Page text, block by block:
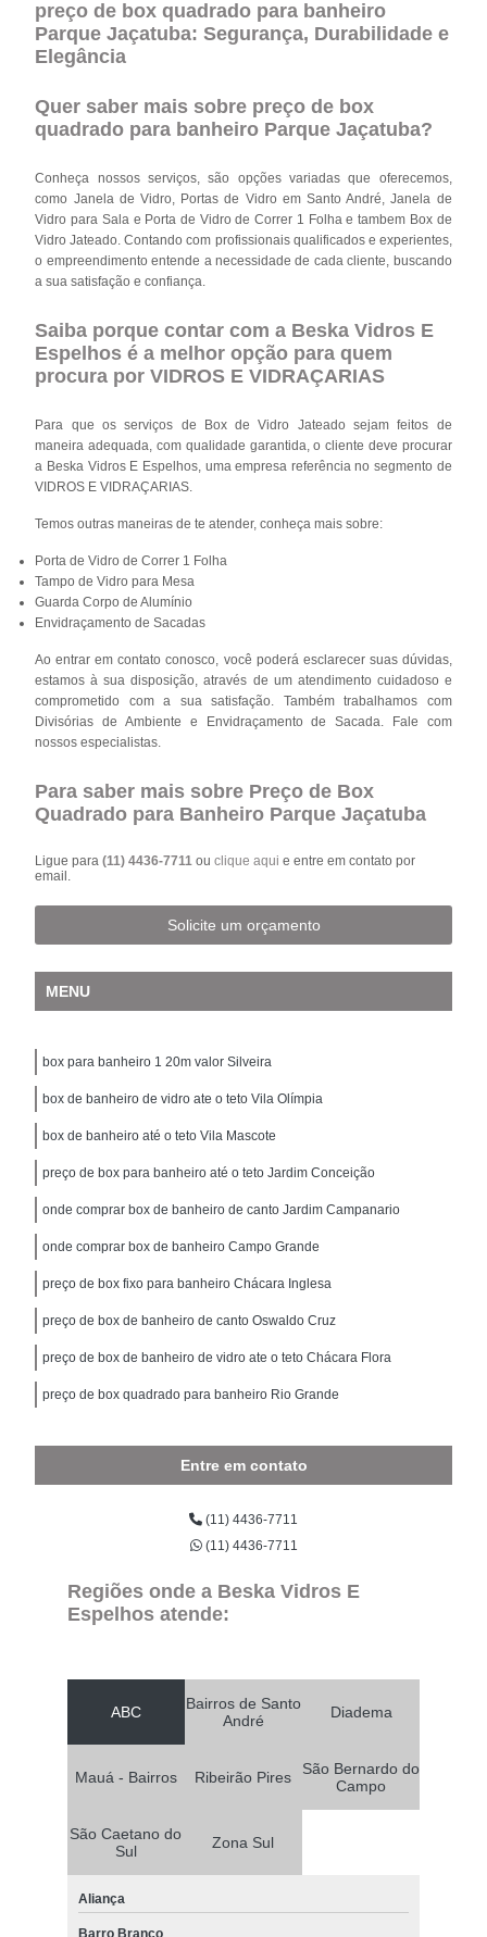
preço de box quadrado para banheiro
Parque Jaçatuba: Segurança, Durabilidade e
Elegância
Quer saber mais sobre preço de box
quadrado para banheiro Parque Jaçatuba?
Conheça nossos serviços, são opções variadas que oferecemos,
como Janela de Vidro, Portas de Vidro em Santo André, Janela de
Vidro para Sala e Porta de Vidro de Correr 1 Folha e tambem Box de
Vidro Jateado. Contando com profissionais qualificados e experientes,
o empreendimento entende a necessidade de cada cliente, buscando
a sua satisfação e confiança.
Saiba porque contar com a Beska Vidros E
Espelhos é a melhor opção para quem
procura por VIDROS E VIDRAÇARIAS
Para que os serviços de Box de Vidro Jateado sejam feitos de
maneira adequada, com qualidade garantida, o cliente deve procurar
a Beska Vidros E Espelhos, uma empresa referência no segmento de
VIDROS E VIDRAÇARIAS.
Temos outras maneiras de te atender, conheça mais sobre:
Porta de Vidro de Correr 1 Folha
Tampo de Vidro para Mesa
Guarda Corpo de Alumínio
Envidraçamento de Sacadas
Ao entrar em contato conosco, você poderá esclarecer suas dúvidas,
estamos à sua disposição, através de um atendimento cuidadoso e
comprometido com a sua satisfação. Também trabalhamos com
Divisórias de Ambiente e Envidraçamento de Sacada. Fale com
nossos especialistas.
Para saber mais sobre Preço de Box
Quadrado para Banheiro Parque Jaçatuba
Ligue para(11) 4436-7711ouclique aqui e entre em contato por
email.
Solicite um orçamento
MENU
box para banheiro 1 20m valor Silveira
box de banheiro de vidro ate o teto Vila Olímpia
box de banheiro até o teto Vila Mascote
preço de box para banheiro até o teto Jardim Conceição
onde comprar box de banheiro de canto Jardim Campanario
onde comprar box de banheiro Campo Grande
preço de box fixo para banheiro Chácara Inglesa
preço de box de banheiro de canto Oswaldo Cruz
preço de box de banheiro de vidro ate o teto Chácara Flora
preço de box quadrado para banheiro Rio Grande
Entre em contato
(11) 4436-7711
(11) 4436-7711
Regiões onde a Beska Vidros E
Espelhos atende:
ABC
Bairros de Santo
André
Diadema
Mauá - Bairros Ribeirão Pires
São Bernardo do
Campo
São Caetano do
Sul
Zona Sul
Aliança
Barro Branco